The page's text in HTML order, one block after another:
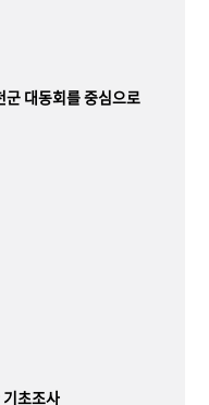
군 대동회를 중심으로
초조사